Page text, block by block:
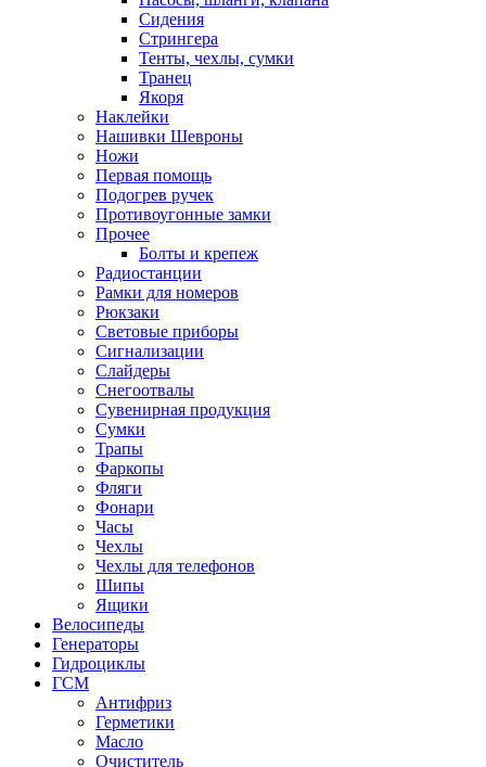
Сидения
Стрингера
Тенты, чехлы, сумки
Транец
Якоря
Наклейки
Нашивки Шевроны
Ножи
Первая помощь
Подогрев ручек
Противоугонные замки
Прочее
Болты и крепеж
Радиостанции
Рамки для номеров
Рюкзаки
Световые приборы
Сигнализации
Слайдеры
Снегоотвалы
Сувенирная продукция
Сумки
Трапы
Фаркопы
Фляги
Фонари
Часы
Чехлы
Чехлы для телефонов
Шипы
Ящики
Велосипеды
Генераторы
Гидроциклы
ГСМ
Антифриз
Герметики
Масло
Очиститель